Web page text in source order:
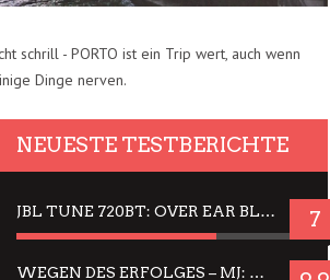
schrill - PORTO ist ein Trip wert, auch wenn
Dinge nerven.
NEUESTE TESTBERICHTE
JBL TUNE 720BT: OVER EAR BLUETOOTH KOPFHÖRER UM DIE 50,-€ IM DAUER-TEST 7
WEGEN DES ERFOLGES – MJ: MICHAEL JACKSON MUSICAL IN EINER MATINEE SEHEN